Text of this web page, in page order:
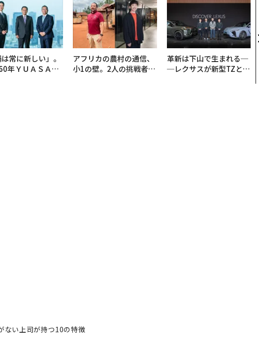
は常に新しい」。
年ＹＵＡＳＡと
アフリカの農村の通信、
小1の壁。2人の挑戦者が
革新は下山で生まれる─
─レクサスが新型TZとE